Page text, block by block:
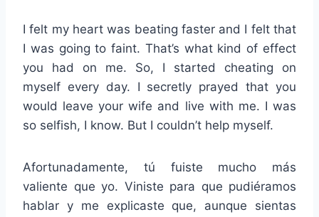
I felt my heart was beating faster and I felt that
I was going to faint. That’s what kind of effect
you had on me. So, I started cheating on
myself every day. I secretly prayed that you
would leave your wife and live with me. I was
so selfish, I know. But I couldn’t help myself.
Afortunadamente, tú fuiste mucho más
valiente que yo. Viniste para que pudiéramos
hablar y me explicaste que, aunque sientas